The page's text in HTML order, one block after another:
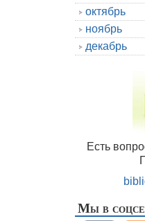
октябрь
ноябрь
декабрь
Есть
Мы в